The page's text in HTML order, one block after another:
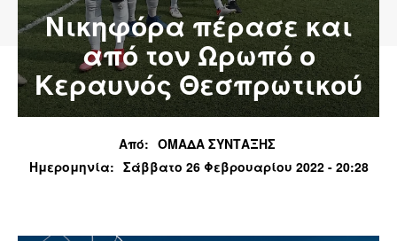
Νικηφόρα πέρασε και
από τον Ωρωπό ο
Κεραυνός Θεσπρωτικού
Από: ΟΜΑΔΑ ΣΥΝΤΑΞΗΣ
Ημερομηνία: Σάββατο 26 Φεβρουαρίου 2022 - 20:28